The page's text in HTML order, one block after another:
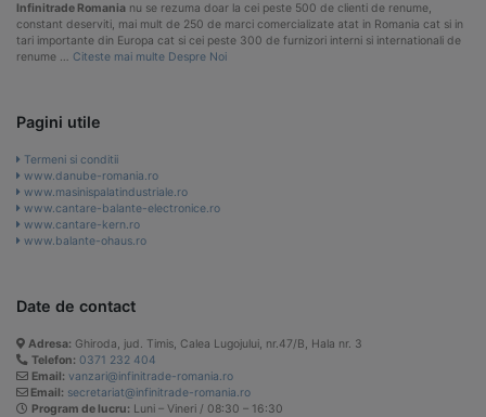
Infinitrade Romania nu se rezuma doar la cei peste 500 de clienti de renume,
constant deserviti, mai mult de 250 de marci comercializate atat in Romania cat si in
tari importante din Europa cat si cei peste 300 de furnizori interni si internationali de
renume … Citeste mai multe Despre Noi
Pagini utile
Termeni si conditii
www.danube-romania.ro
www.masinispalatindustriale.ro
www.cantare-balante-electronice.ro
www.cantare-kern.ro
www.balante-ohaus.ro
Date de contact
Adresa: Ghiroda, jud. Timis, Calea Lugojului, nr.47/B, Hala nr. 3
Telefon: 0371 232 404
Email: vanzari@infinitrade-romania.ro
Email: secretariat@infinitrade-romania.ro
Program de lucru: Luni – Vineri / 08:30 – 16:30